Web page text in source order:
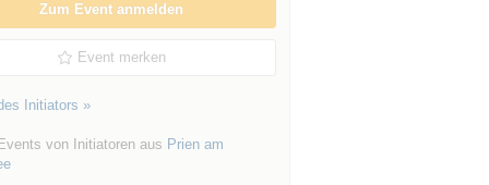
Zum Event anmelden
Event merken
Initiators »
von Initiatoren aus Prien am